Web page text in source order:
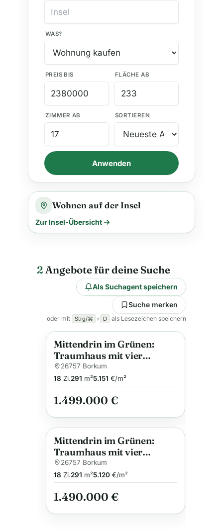
WAS?
PREIS BIS FLÄCHE AB
ZIMMER AB SORTIEREN
Anwenden
Wohnen auf der Insel
Zur Insel-Übersicht
2 Angebote für deine Suche
Als Suchagent speichern
Suche merken
oder mit Strg/⌘ + D als Lesezeichen speichern
Anzeige
Mittendrin im Grünen:
Traumhaus mit vier
Wohneinheiten am Park
26757 Borkum
18 Zi.291 m²5.151 €/m²
1.499.000 €
Anzeige
Mittendrin im Grünen:
Traumhaus mit vier
Wohneinheiten am Park
26757 Borkum
18 Zi.291 m²5.120€/m²
1.490.000 €